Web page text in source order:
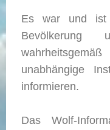
Es war und ist
Bevölkerung
unabhängige
informieren.
Das Wolf-